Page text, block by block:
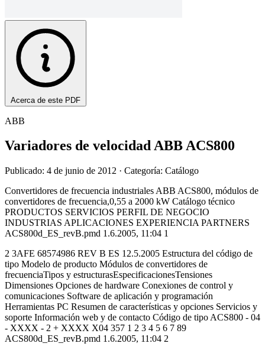
Acerca de este PDF
ABB
Variadores de velocidad ABB ACS800
Publicado: 4 de junio de 2012 · Categoría: Catálogo
Convertidores de frecuencia industriales ABB ACS800, módulos de
convertidores de frecuencia,0,55 a 2000 kW Catálogo técnico
PRODUCTOS SERVICIOS PERFIL DE NEGOCIO
INDUSTRIAS APLICACIONES EXPERIENCIA PARTNERS
ACS800d_ES_revB.pmd 1.6.2005, 11:04 1
2 3AFE 68574986 REV B ES 12.5.2005 Estructura del código de
tipo Modelo de producto Módulos de convertidores de
frecuenciaTipos y estructurasEspecificacionesTensiones
Dimensiones Opciones de hardware Conexiones de control y
comunicaciones Software de aplicación y programación
Herramientas PC Resumen de características y opciones Servicios y
soporte Información web y de contacto Código de tipo ACS800 - 04
- XXXX - 2 + XXXX X04 357 1 2 3 4 5 6 7 89
ACS800d_ES_revB.pmd 1.6.2005, 11:04 2